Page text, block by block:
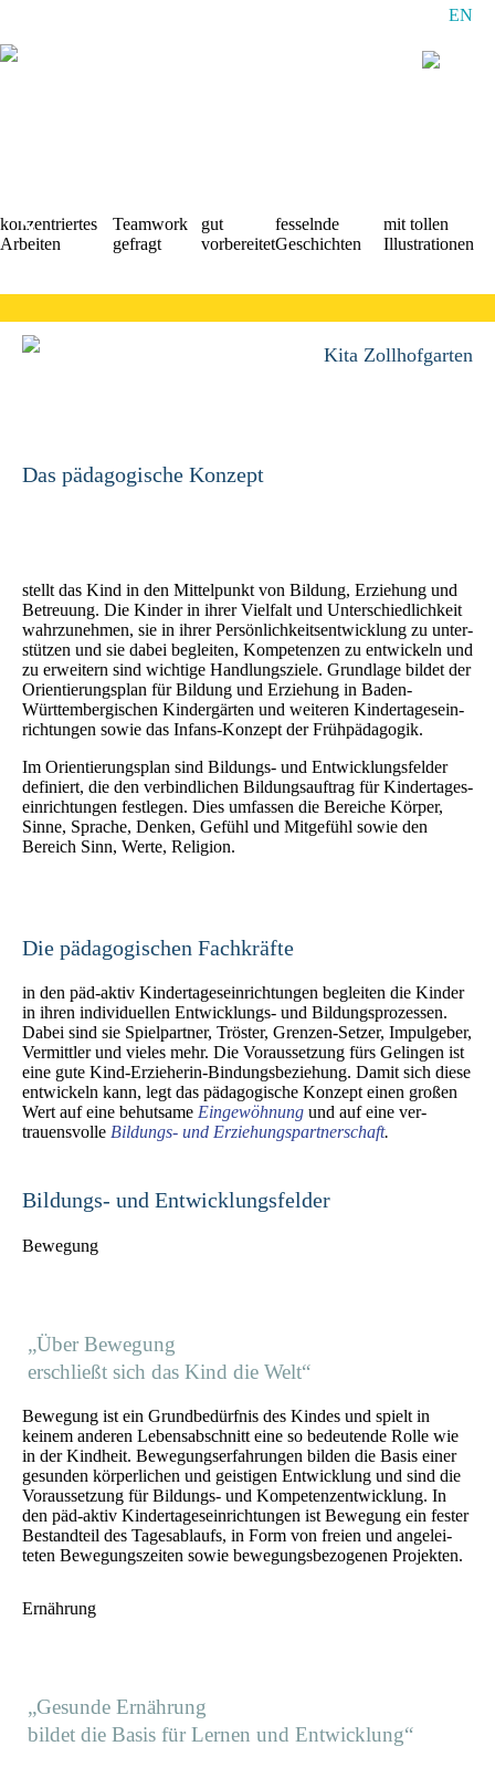
EN
Navigation
konzentriertes
Arbeiten
Teamwork
gefragt
gut
vorbereitet
fesselnde
Geschichten
mit tollen
Illustrationen
Kita Zollhofgarten
Das pädagogische Konzept
stellt das Kind in den Mittelpunkt von Bildung, Erziehung und
Betreuung. Die Kinder in ihrer Viel­falt und Unter­schied­lichkeit
wahr­zu­nehmen, sie in ihrer Persönlichkeits­entwick­lung zu unter­
stützen und sie dabei be­gleiten, Kompetenzen zu ent­wi­ckeln und
zu erweitern sind wichtige Handlungs­ziele. Grund­lage bildet der
Orientierungs­plan für Bildung und Er­zieh­ung in Baden-
Württembergischen Kinder­gärten und weiteren Kinder­tages­ein­
richtungen sowie das Infans-Konzept der Früh­päda­go­gik.
Im Orientierungsplan sind Bildungs- und Ent­wick­lungs­felder
definiert, die den ve­rbindlichen Bildungs­auftrag für Kinder­tages­
ein­richtungen festlegen. Dies umfassen die Bereiche Kör­per,
Sinne, Sprache, Denken, Gefühl und Mit­gefühl sowie den
Bereich Sinn, Werte, Religion.
Die pädagogischen Fachkräfte
in den päd-aktiv Kindertages­einrichtungen begleiten die Kinder
in ihren individuellen Entwicklungs- und Bildungs­prozessen.
Dabei sind sie Spiel­partner, Tröster, Grenzen-Setzer, Impul­geber,
Vermit­tler und vieles mehr. Die Voraus­setzung fürs Gelingen ist
eine gute Kind-Erzieherin-Bindungs­beziehung. Damit sich diese
ent­wickeln kann, legt das pädagogische Konzept einen großen
Wert auf eine behutsame Eingewöhnung und auf eine ver­
trauens­volle Bildungs- und Erziehungs­partnerschaft.
Bildungs- und Entwicklungsfelder
Bewegung
„Über Bewegung
erschließt sich das Kind die Welt“
Bewegung ist ein Grundbedürfnis des Kindes und spielt in
keinem anderen Lebens­abschnitt eine so bedeutende Rolle wie
in der Kindheit. Bewegungs­erfahrungen bilden die Basis einer
gesunden körperlichen und geistigen Ent­wicklung und sind die
Voraus­setzung für Bildungs- und Kompetenzentwicklung. In
den päd-aktiv Kindertage­seinrichtungen ist Bewegung ein fester
Bestandteil des Tages­ablaufs, in Form von freien und ange­lei­
teten Bewegungs­zeiten sowie bewegungs­bezogenen Projekten.
Ernährung
„Gesunde Ernährung
bildet die Basis für Lernen und Entwicklung“